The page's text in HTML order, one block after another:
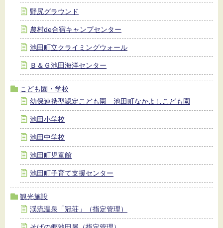
野尻グラウンド
農村de合宿キャンプセンター
池田町立クライミングウォール
Ｂ＆Ｇ池田海洋センター
こども園・学校
幼保連携型認定こども園 池田町なかよしこども園
池田小学校
池田中学校
池田町児童館
池田町子育て支援センター
観光施設
渓流温泉「冠荘」（指定管理）